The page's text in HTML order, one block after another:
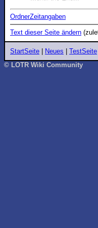
OrdnerZeitangaben
Text dieser Seite ändern
StartSeite Neues TestSeite
© LOTR Wiki Community